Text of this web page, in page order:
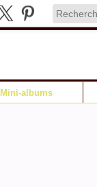
Mini-albums